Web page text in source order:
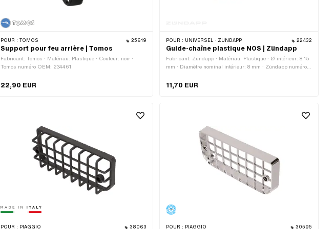
POUR : TOMOS 25619
Support pour feu arrière | Tomos
Fabricant: Tomos · Matériau: Plastique · Couleur: noir ·
Tomos numéro OEM: 234461
22,90 EUR
POUR : UNIVERSEL · ZÜNDAPP 22432
Guide-chaîne plastique NOS | Zündapp
Fabricant: Zündapp · Matériau: Plastique · Ø intérieur: 8.15
mm · Diamètre nominal intérieur: 8 mm · Zündapp numéro
11,70 EUR
POUR : PIAGGIO 38063 POUR : PIAGGIO 30595